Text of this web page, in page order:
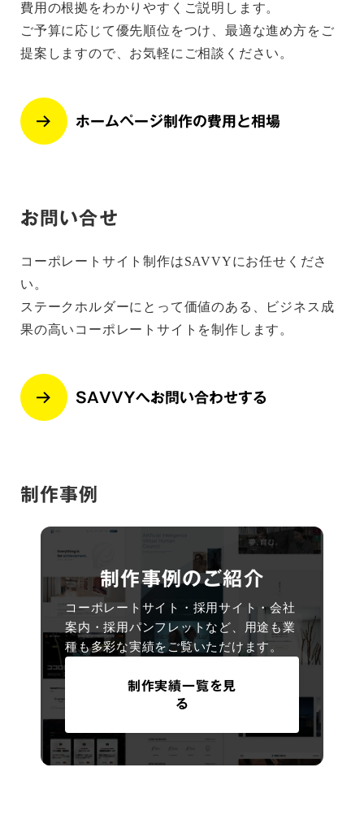
費用の根拠をわかりやすくご説明します。
ご予算に応じて優先順位をつけ、最適な進め方をご
提案しますので、お気軽にご相談ください。
ホームページ制作の費用と相場
お問い合せ
コーポレートサイト制作はSAVVYにお任せくださ
い。
ステークホルダーにとって価値のある、ビジネス成
果の高いコーポレートサイトを制作します。
SAVVYへお問い合わせする
制作事例
制作事例のご紹介
コーポレートサイト・採用サイト・会社
案内・採用パンフレットなど、用途も業
種も多彩な実績をご覧いただけます。
制作実績一覧を見
る